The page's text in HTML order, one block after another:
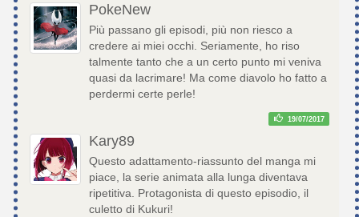
PokeNew
Più passano gli episodi, più non riesco a
credere ai miei occhi. Seriamente, ho riso
talmente tanto che a un certo punto mi veniva
quasi da lacrimare! Ma come diavolo ho fatto a
perdermi certe perle!
19/07/2017
Kary89
Questo adattamento-riassunto del manga mi
piace, la serie animata alla lunga diventava
ripetitiva. Protagonista di questo episodio, il
culetto di Kukuri!